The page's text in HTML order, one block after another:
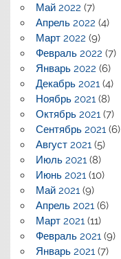
Май 2022 (7)
Апрель 2022 (4)
Март 2022 (9)
Февраль 2022 (7)
Январь 2022 (6)
Декабрь 2021 (4)
Ноябрь 2021 (8)
Октябрь 2021 (7)
Сентябрь 2021 (6)
Август 2021 (5)
Июль 2021 (8)
Июнь 2021 (10)
Май 2021 (9)
Апрель 2021 (6)
Март 2021 (11)
Февраль 2021 (9)
Январь 2021 (7)